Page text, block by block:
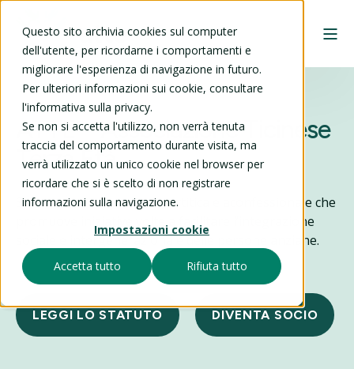
Questo sito archivia cookies sul computer
dell'utente, per ricordarne i comportamenti e
migliorare l'esperienza di navigazione in futuro.
Per ulteriori informazioni sui cookie, consultare
l'informativa sulla privacy.
Se non si accetta l'utilizzo, non verrà tenuta
traccia del comportamento durante visita, ma
verrà utilizzato un unico cookie nel browser per
ricordare che si è scelto di non registrare
informazioni sulla navigazione.
Impostazioni cookie
Accetta tutto Rifiuta tutto
ATTE – Associazione Ticinese
Terza Età
Siamo un'associazione apartitica e aconfessionale che
promuove iniziative volte a facilitare l’integrazione
sociale e intergenerazionale delle persone anziane.
LEGGI LO STATUTO DIVENTA SOCIO